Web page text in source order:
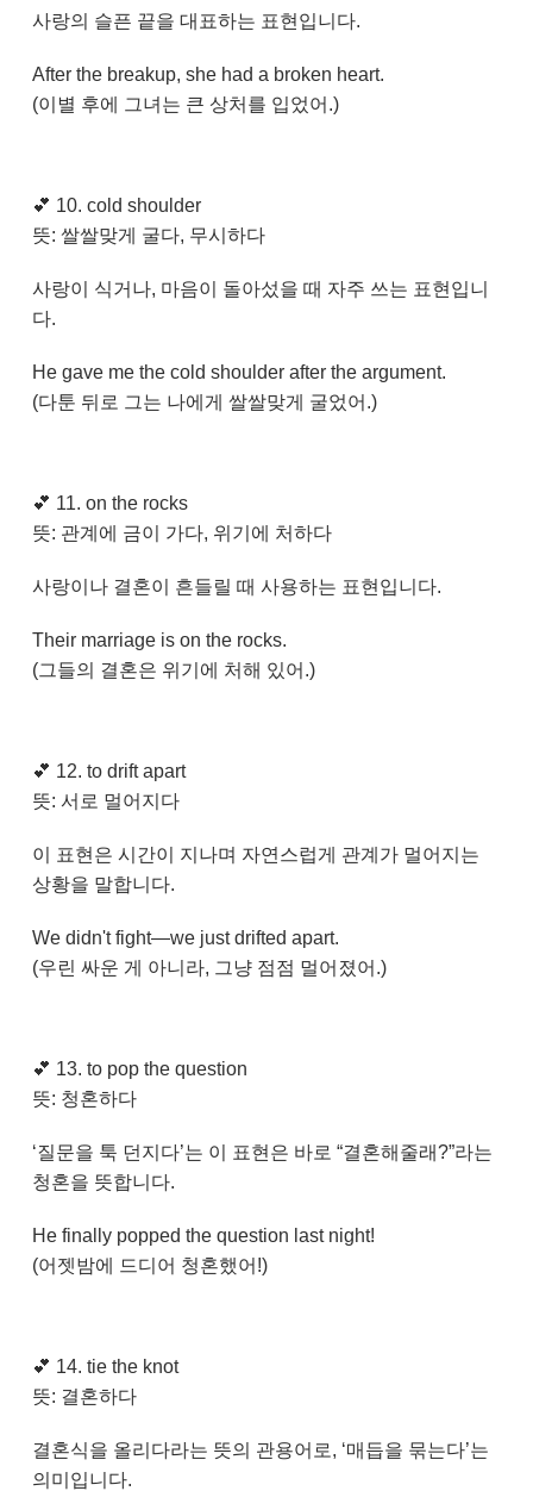
사랑의 슬픈 끝을 대표하는 표현입니다.
After the breakup, she had a broken heart.
(이별 후에 그녀는 큰 상처를 입었어.)
💕 10. cold shoulder
뜻: 쌀쌀맞게 굴다, 무시하다
사랑이 식거나, 마음이 돌아섰을 때 자주 쓰는 표현입니
다.
He gave me the cold shoulder after the argument.
(다툰 뒤로 그는 나에게 쌀쌀맞게 굴었어.)
💕 11. on the rocks
뜻: 관계에 금이 가다, 위기에 처하다
사랑이나 결혼이 흔들릴 때 사용하는 표현입니다.
Their marriage is on the rocks.
(그들의 결혼은 위기에 처해 있어.)
💕 12. to drift apart
뜻: 서로 멀어지다
이 표현은 시간이 지나며 자연스럽게 관계가 멀어지는
상황을 말합니다.
We didn't fight—we just drifted apart.
(우린 싸운 게 아니라, 그냥 점점 멀어졌어.)
💕 13. to pop the question
뜻: 청혼하다
‘질문을 툭 던지다’는 이 표현은 바로 “결혼해줄래?”라는
청혼을 뜻합니다.
He finally popped the question last night!
(어젯밤에 드디어 청혼했어!)
💕 14. tie the knot
뜻: 결혼하다
결혼식을 올리다라는 뜻의 관용어로, ‘매듭을 묶는다’는
의미입니다.